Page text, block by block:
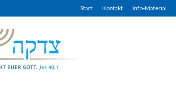
Start Kontakt Info-Material